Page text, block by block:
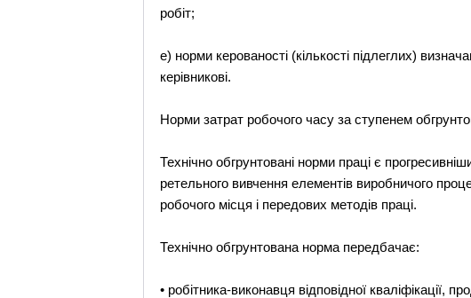
робіт;
е) норми керованості (кількості підлеглих)
керівникові.
Норми затрат робочого часу за ступенем
Технічно обгрунтовані норми праці є
ретельного вивчення елементів виробничого
робочого місця і передових методів праці.
Технічно обгрунтована норма передбачає:
• робітника-виконавця відповідної кваліфікації,